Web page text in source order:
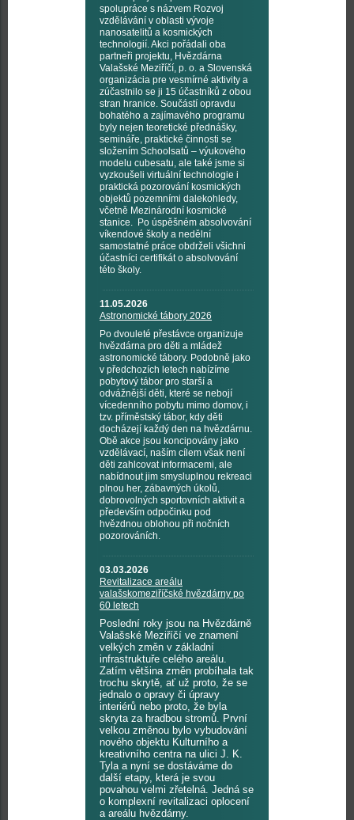
spolupráce s názvem Rozvoj
vzdělávání v oblasti vývoje
nanosatelitů a kosmických
technologií. Akci pořádali oba
partneři projektu, Hvězdárna
Valašské Meziříčí, p. o. a Slovenská
organizácia pre vesmírné aktivity a
zúčastnilo se ji 15 účastníků z obou
stran hranice. Součástí opravdu
bohatého a zajímavého programu
byly nejen teoretické přednášky,
semináře, praktické činnosti se
složením Schoolsatů – výukového
modelu cubesatu, ale také jsme si
vyzkoušeli virtuální technologie i
praktická pozorování kosmických
objektů pozemními dalekohledy,
včetně Mezinárodní kosmické
stanice. Po úspěšném absolvování
víkendové školy a nedělní
samostatné práce obdrželi všichni
účastníci certifikát o absolvování
této školy.
11.05.2026
Astronomické tábory 2026
Po dvouleté přestávce organizuje
hvězdárna pro děti a mládež
astronomické tábory. Podobně jako
v předchozích letech nabízíme
pobytový tábor pro starší a
odvážnější děti, které se nebojí
vícedenního pobytu mimo domov, i
tzv. příměstský tábor, kdy děti
docházejí každý den na hvězdárnu.
Obě akce jsou koncipovány jako
vzdělávací, naším cílem však není
děti zahlcovat informacemi, ale
nabídnout jim smysluplnou rekreaci
plnou her, zábavných úkolů,
dobrovolných sportovních aktivit a
především odpočinku pod
hvězdnou oblohou při nočních
pozorováních.
03.03.2026
Revitalizace areálu
valašskomeziříčské hvězdárny po
60 letech
Poslední roky jsou na Hvězdárně
Valašské Meziříčí ve znamení
velkých změn v základní
infrastruktuře celého areálu.
Zatím většina změn probíhala tak
trochu skrytě, ať už proto, že se
jednalo o opravy či úpravy
interiérů nebo proto, že byla
skryta za hradbou stromů. První
velkou změnou bylo vybudování
nového objektu Kulturního a
kreativního centra na ulici J. K.
Tyla a nyní se dostáváme do
další etapy, která je svou
povahou velmi zřetelná. Jedná se
o komplexní revitalizaci oplocení
a areálu hvězdárny.